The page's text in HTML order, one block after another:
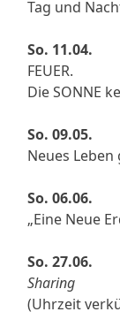
Tag und
So. 11.04.
FEUER.
Die SONNE
So. 09.05.
Neues
So. 06.06.
„Eine Neue
So. 27.06.
Sharing
(Uhrzeit